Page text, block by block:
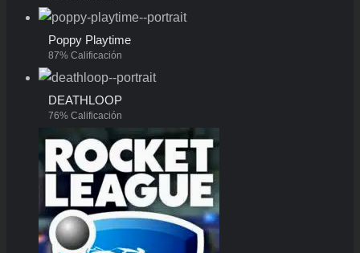
Poppy Playtime
87% Calificación
DEATHLOOP
76% Calificación